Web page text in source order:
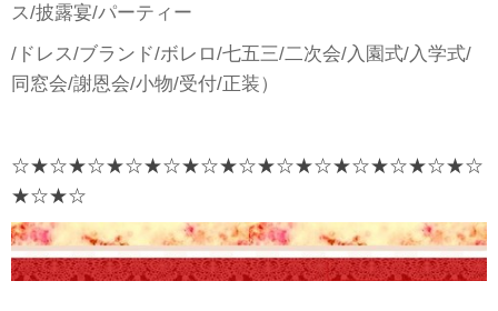
ス/披露宴/パーティー
/ドレス/ブランド/ボレロ/七五三/二次会/入園式/入学式/
同窓会/謝恩会/小物/受付/正装）
☆★☆★☆★☆★☆★☆★☆★☆★☆★☆★☆★☆★☆
★☆★☆